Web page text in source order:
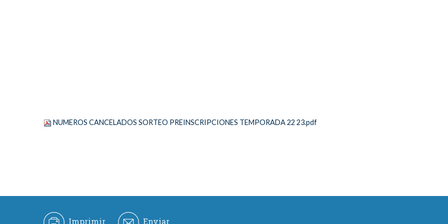
NUMEROS CANCELADOS SORTEO PREINSCRIPCIONES TEMPORADA 22 23.pdf
Imprimir Enviar